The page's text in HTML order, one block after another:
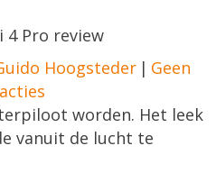
4 Pro review
Hoogsteder | Geen
worden. Het leek
vanuit de lucht te